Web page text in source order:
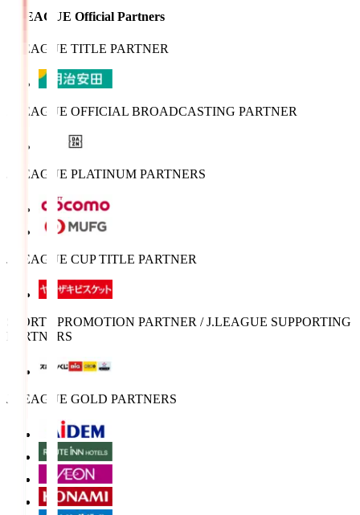
J.LEAGUE Official Partners
J.LEAGUE TITLE PARTNER
J.LEAGUE OFFICIAL BROADCASTING PARTNER
J.LEAGUE PLATINUM PARTNERS
J.LEAGUE CUP TITLE PARTNER
SPORTS PROMOTION PARTNER / J.LEAGUE SUPPORTING
PARTNERS
J.LEAGUE GOLD PARTNERS